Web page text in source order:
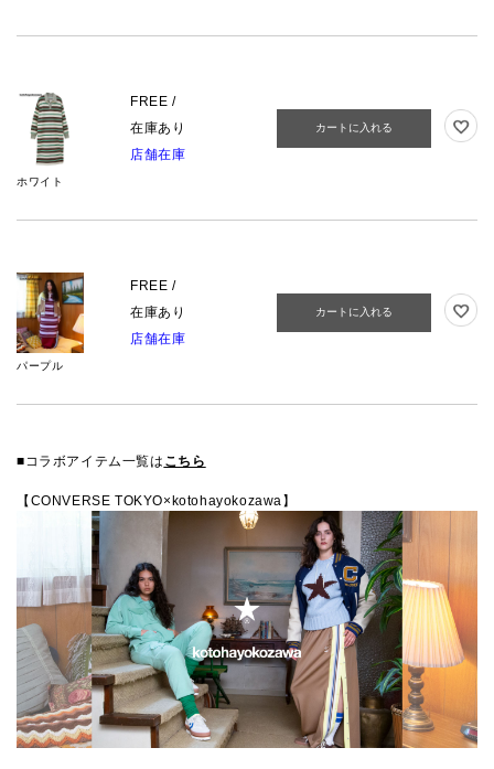
ホワイト
FREE /
在庫あり
店舗在庫
カートに入れる
パープル
FREE /
在庫あり
店舗在庫
カートに入れる
■コラボアイテム一覧は こちら
【CONVERSE TOKYO×kotohayokozawa】